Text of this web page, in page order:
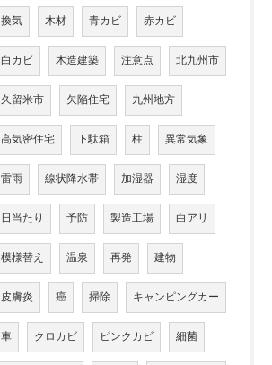
換気 木材 青カビ 赤カビ
白カビ 木造建築 注意点 北九州市
久留米市 欠陥住宅 九州地方
高気密住宅 下駄箱 柱 異常気象
雷雨 線状降水帯 加湿器 湿度
日当たり 予防 製造工場 白アリ
模様替え 温泉 再発 建物
皮膚炎 癌 掃除 キャンピングカー
車 クロカビ ピンクカビ 細菌